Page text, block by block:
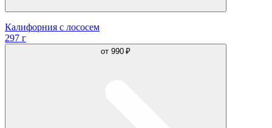
Калифорния с лососем
297 г
от 990 ₽